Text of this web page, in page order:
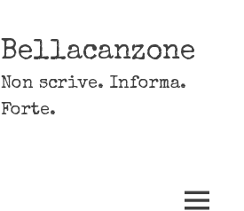
Bellacanzone
Non scrive. Informa.
Forte.